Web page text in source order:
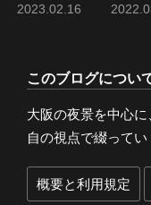
2023.02.16
このブログについ
大阪の夜景を中心
自の視点で綴ってい
概要と利用規定